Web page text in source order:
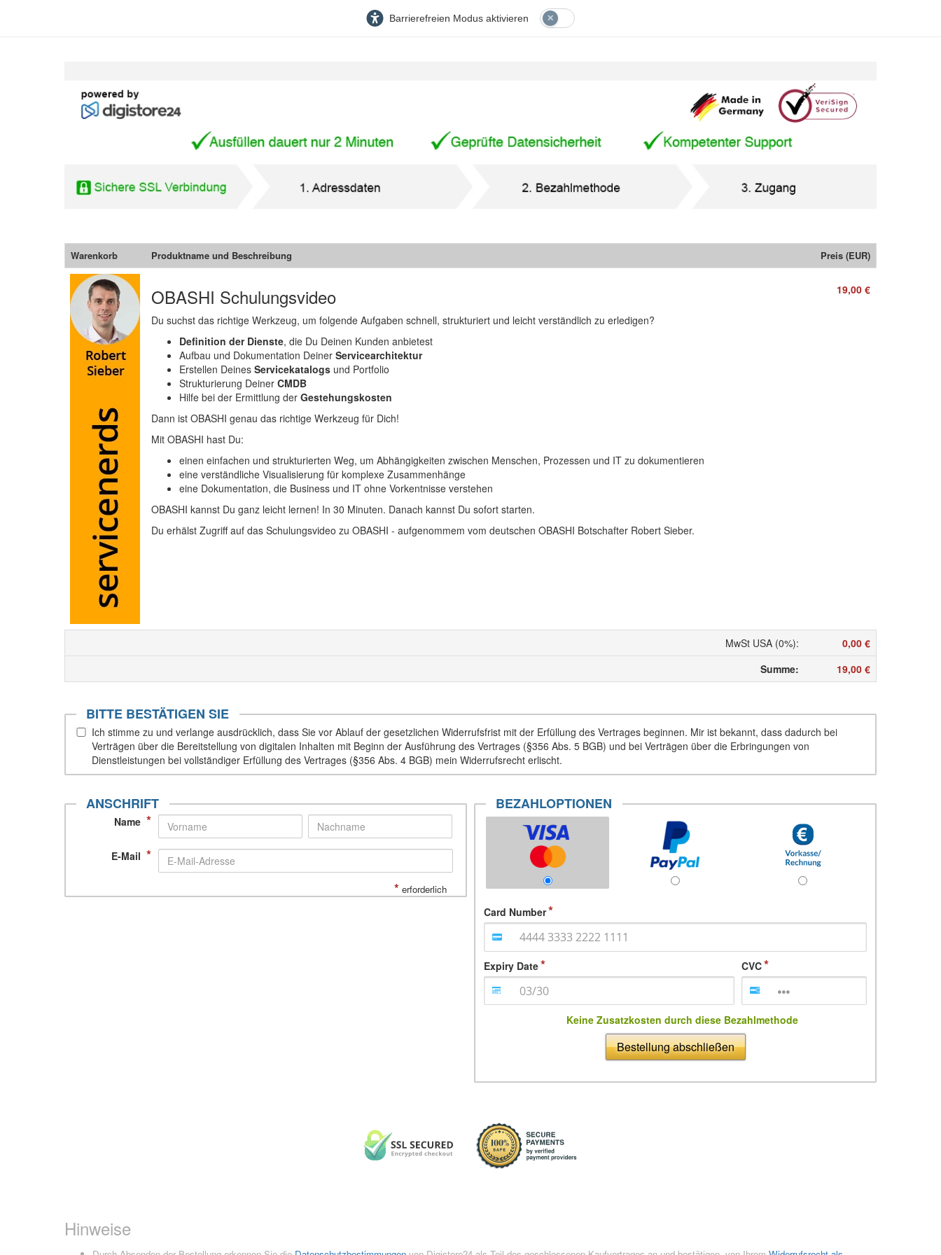
Barrierefreien Modus aktivieren
Warenkorb Produktname und Beschreibung Preis (EUR)
OBASHI Schulungsvideo
Du suchst das richtige Werkzeug, um folgende Aufgaben schnell, strukturiert und leicht verständlich zu erledigen?
Definition der Dienste, die Du Deinen Kunden anbietest
Aufbau und Dokumentation Deiner Servicearchitektur
Erstellen Deines Servicekatalogs und Portfolio
Strukturierung Deiner CMDB
Hilfe bei der Ermittlung der Gestehungskosten
Dann ist OBASHI genau das richtige Werkzeug für Dich!
Mit OBASHI hast Du:
einen einfachen und strukturierten Weg, um Abhängigkeiten zwischen Menschen, Prozessen und IT zu dokumentieren
eine verständliche Visualisierung für komplexe Zusammenhänge
eine Dokumentation, die Business und IT ohne Vorkentnisse verstehen
OBASHI kannst Du ganz leicht lernen! In 30 Minuten. Danach kannst Du sofort starten.
Du erhälst Zugriff auf das Schulungsvideo zu OBASHI - aufgenommem vom deutschen OBASHI Botschafter Robert Sieber.
19,00 €
MwSt USA (0%):
0,00 €
Summe: 19,00 €
BITTE BESTÄTIGEN SIE
Ich stimme zu und verlange ausdrücklich, dass Sie vor Ablauf der gesetzlichen Widerrufsfrist mit der Erfüllung des Vertrages beginnen. Mir ist bekannt, dass dadurch bei
Verträgen über die Bereitstellung von digitalen Inhalten mit Beginn der Ausführung des Vertrages (§356 Abs. 5 BGB) und bei Verträgen über die Erbringungen von
Dienstleistungen bei vollständiger Erfüllung des Vertrages (§356 Abs. 4 BGB) mein Widerrufsrecht erlischt.
ANSCHRIFT
Name *
E-Mail *
* erforderlich
BEZAHLOPTIONEN
Card Number
Expiry Date CVC
Keine Zusatzkosten durch diese Bezahlmethode
Bestellung abschließen
Hinweise